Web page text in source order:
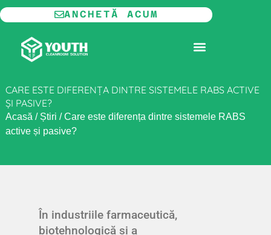
Salt
la
conținut
ANCHETĂ ACUM
CARE ESTE DIFERENȚA DINTRE SISTEMELE RABS ACTIVE
ȘI PASIVE?
Acasă / Știri /Care este diferența dintre sistemele RABS
active și pasive?
În industriile farmaceutică,
biotehnologică și a